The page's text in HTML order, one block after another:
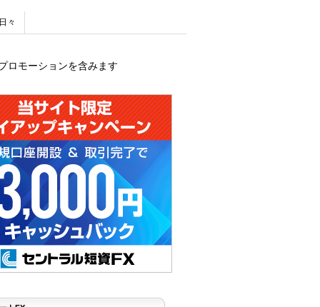
々
ロモーションを含みます